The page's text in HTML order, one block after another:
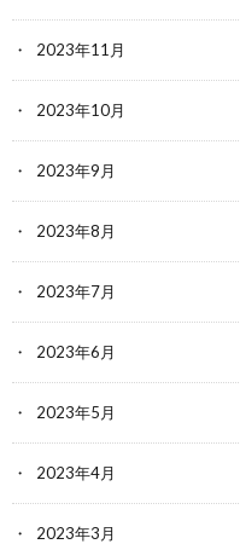
2023年11月
2023年10月
2023年9月
2023年8月
2023年7月
2023年6月
2023年5月
2023年4月
2023年3月